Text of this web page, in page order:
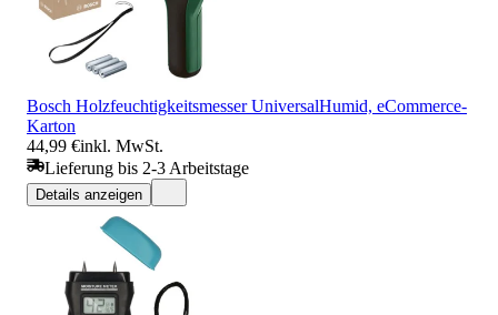
Bosch Holzfeuchtigkeitsmesser UniversalHumid, eCommerce-
Karton
44,99 €inkl. MwSt.
Lieferung bis 2-3 Arbeitstage
Details anzeigen